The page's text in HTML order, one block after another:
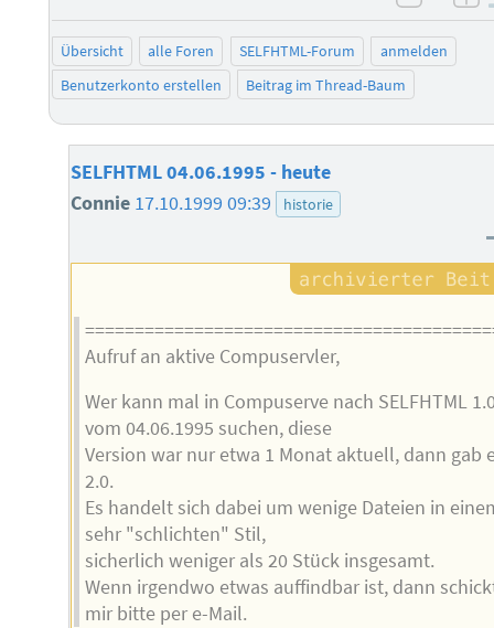
Übersicht alle Foren SELFHTML-Forum
anmelden
Benutzerkonto erstellen
Beitrag im Thread-Baum
SELFHTML 04.06.1995 - heute
Connie 17.10.1999 09:39 historie
Aufruf an aktive Compuservler,
Wer kann mal in Compuserve nach SELFHTML
vom 04.06.1995 suchen, diese
Version war nur etwa 1 Monat aktuell, dann gab
2.0.
Es handelt sich dabei um wenige Dateien in
sehr "schlichten" Stil,
sicherlich weniger als 20 Stück insgesamt.
Wenn irgendwo etwas auffindbar ist, dann
mir bitte per e-Mail.